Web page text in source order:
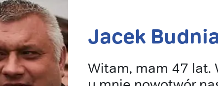
Jacek
Witam, mam 47 lat.